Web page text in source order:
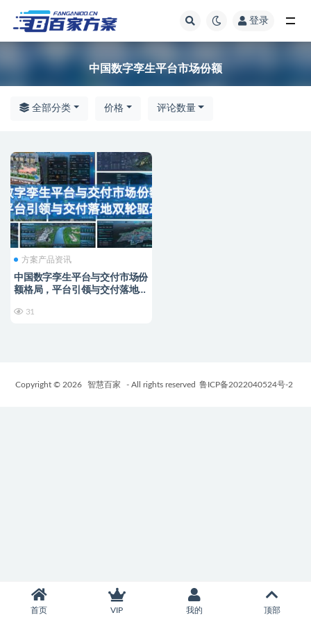
登录
中国数字孪生平台市场份额
全部分类 价格 评论数量
方案产品资讯
中国数字孪生平台与交付市场份
额格局，平台引领与交付落地双
31
Copyright © 2026 智慧百家 - All rights reserved 鲁ICP备2022040524号-2
首页 VIP 我的 顶部